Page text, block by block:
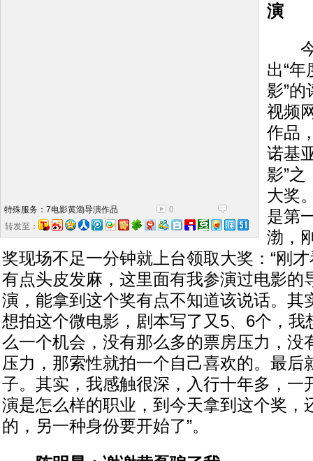
特殊服务：7电影黄渤导演作品
0
转发至：
演
今
出“
影”的
视频
作品
诺基
影”之
大奖
是第
渤，
奖现场不足一分钟就上台领取大奖：“刚
有点头皮发麻，这里面有我参演过电影的
演，能拿到这个奖有点不知道该说话。其
想拍这个微电影，剧本写了又5、6个，我
么一个机会，没有那么多的票房压力，没
压力，那索性就拍一个自己喜欢的。最后
子。其实，我感触很深，入行十年多，一
演是怎么样的职业，到今天拿到这个奖，
的，另一种身份要开始了”。